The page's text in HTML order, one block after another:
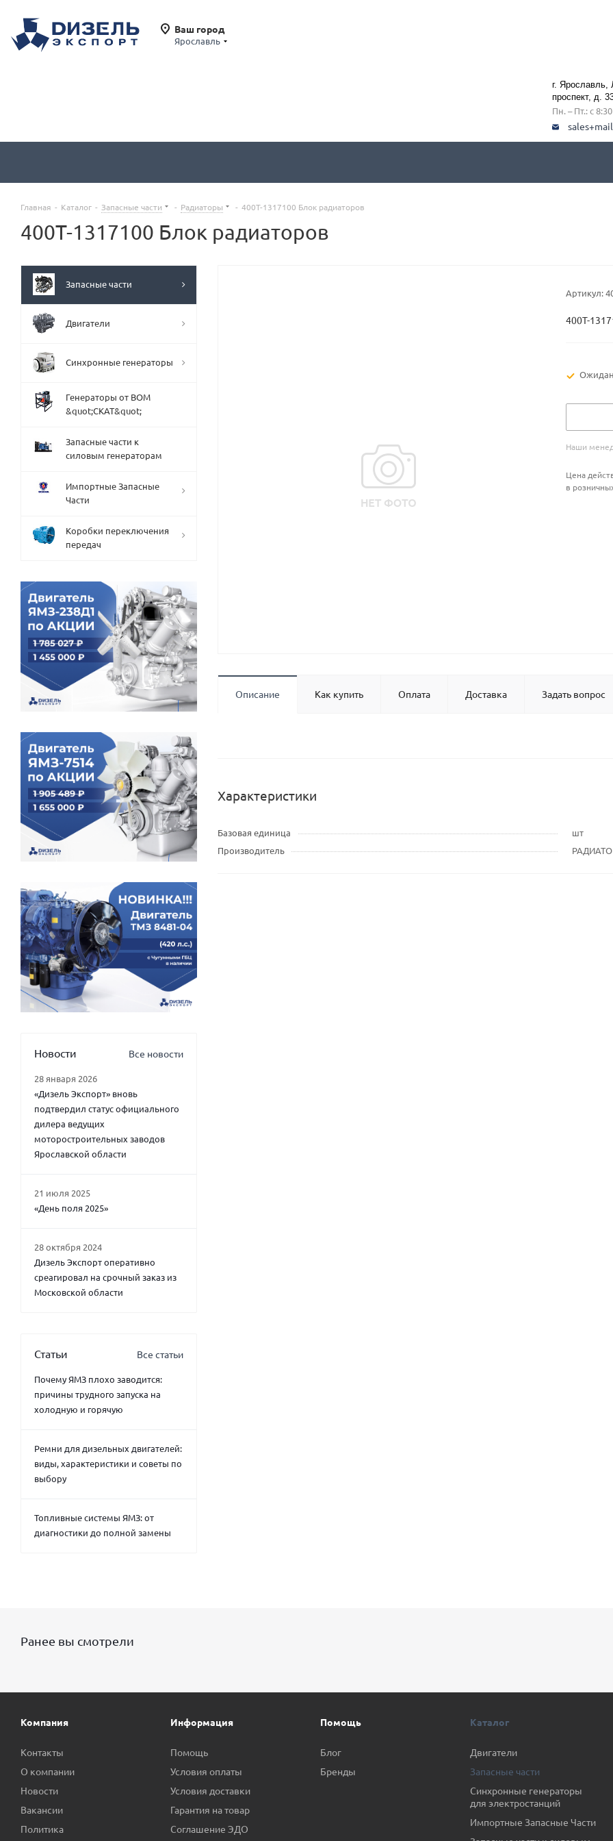
Ваш город
Ярославль
г. Ярославль,
проспект, д.
Пн. – Пт.: с
Главная - Каталог - Запасные части - Радиаторы - 400Т-1317100 Блок радиаторов
400Т-1317100 Блок радиаторов
Артикул:
400Т-
Наши
Цена
в
Описание Как купить Оплата Доставка Задать вопрос
Характеристики
Базовая единица
шт
Производитель
Запасные части
Двигатели
Синхронные генераторы
Генераторы от ВОМ
&quot;СКАТ&quot;
Запасные части к
силовым генераторам
Импортные Запасные
Части
Коробки переключения
передач
Новости Все новости
28 января 2026
«Дизель Экспорт» вновь
подтвердил статус официального
дилера ведущих
моторостроительных заводов
Ярославской области
21 июля 2025
«День поля 2025»
28 октября 2024
Дизель Экспорт оперативно
среагировал на срочный заказ из
Московской области
Статьи Все статьи
Почему ЯМЗ плохо заводится:
причины трудного запуска на
холодную и горячую
Ремни для дизельных двигателей:
виды, характеристики и советы по
выбору
Топливные системы ЯМЗ: от
диагностики до полной замены
Ранее вы смотрели
Компания
Контакты
О компании
Новости
Вакансии
Политика
Информация
Помощь
Условия оплаты
Условия доставки
Гарантия на товар
Соглашение ЭДО
Помощь
Блог
Бренды
Каталог
Двигатели
Запасные части
Синхронные генераторы
для электростанций
Импортные Запасные Части